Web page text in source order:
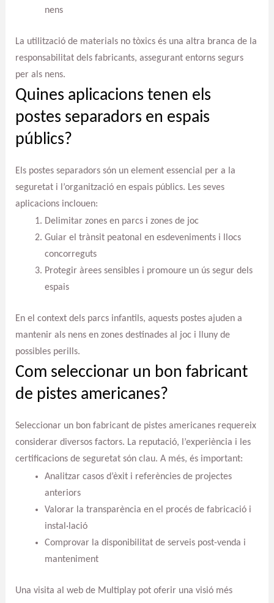
nens
La utilització de materials no tòxics és una altra branca de la
responsabilitat dels fabricants, assegurant entorns segurs
per als nens.
Quines aplicacions tenen els
postes separadors en espais
públics?
Els postes separadors són un element essencial per a la
seguretat i l’organització en espais públics. Les seves
aplicacions inclouen:
Delimitar zones en parcs i zones de joc
Guiar el trànsit peatonal en esdeveniments i llocs
concorreguts
Protegir àrees sensibles i promoure un ús segur dels
espais
En el context dels parcs infantils, aquests postes ajuden a
mantenir als nens en zones destinades al joc i lluny de
possibles perills.
Com seleccionar un bon fabricant
de pistes americanes?
Seleccionar un bon fabricant de pistes americanes requereix
considerar diversos factors. La reputació, l’experiència i les
certificacions de seguretat són clau. A més, és important:
Analitzar casos d’èxit i referències de projectes
anteriors
Valorar la transparència en el procés de fabricació i
instal·lació
Comprovar la disponibilitat de serveis post-venda i
manteniment
Una visita al web de Multiplay pot oferir una visió més